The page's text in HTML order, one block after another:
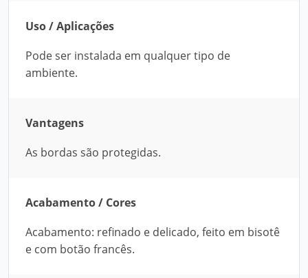
Uso / Aplicações
Pode ser instalada em qualquer tipo de
ambiente.
Vantagens
As bordas são protegidas.
Acabamento / Cores
Acabamento: refinado e delicado, feito em bisotê
e com botão francês.